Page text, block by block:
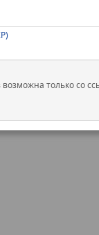
только со